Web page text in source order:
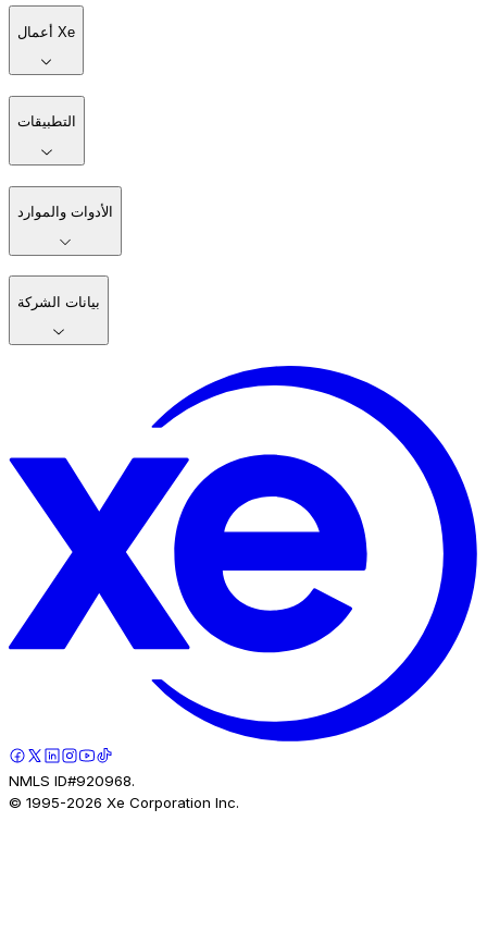
أعمال Xe
التطبيقات
الأدوات والموارد
بيانات الشركة
NMLS ID#920968.
© 1995-2026 Xe Corporation Inc.